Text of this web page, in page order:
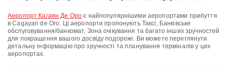
аеропорт Кагаян Де Оро є найпопулярнішими аеропортами прибуття
в Cagayan de Oro. Ці аеропорти пропонують Таксі, Банківське
обслуговування/банкомат, Зона очікування та багато інших зручностей
для покращення вашого досвіду подорожі. Ви можете переглянути
детальну інформацію про зручності та планування терміналів у цих
аеропортах.